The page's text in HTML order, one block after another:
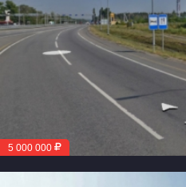
5 000 000